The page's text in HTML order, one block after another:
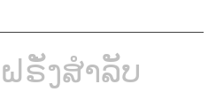
ຣັ່ງສຳລັບ